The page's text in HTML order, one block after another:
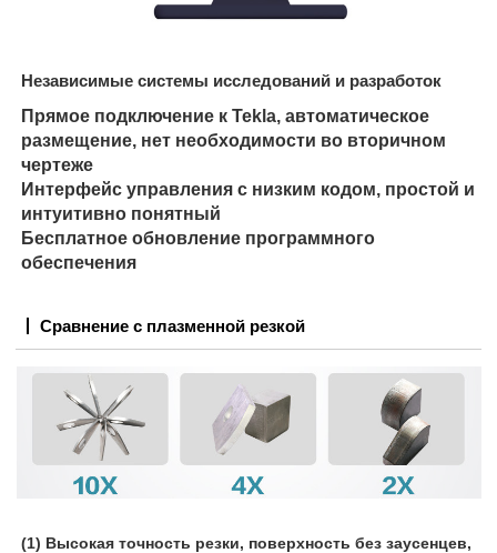
Независимые системы исследований и разработок
Прямое подключение к Tekla, автоматическое
размещение, нет необходимости во вторичном
чертеже
Интерфейс управления с низким кодом, простой и
интуитивно понятный
Бесплатное обновление программного
обеспечения
Сравнение с плазменной резкой
(1) Высокая точность резки, поверхность без заусенцев,